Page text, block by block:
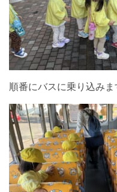
順番にバスに乗り込みま